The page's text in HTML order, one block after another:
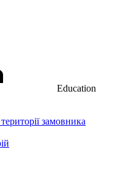
Education
замовника